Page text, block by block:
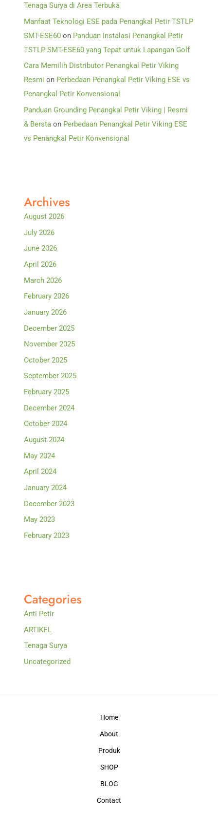
Tenaga Surya di Area Terbuka
Manfaat Teknologi ESE pada Penangkal Petir TSTLP
SMT-ESE60 on Panduan Instalasi Penangkal Petir
TSTLP SMT-ESE60 yang Tepat untuk Lapangan Golf
Cara Memilih Distributor Penangkal Petir Viking
Resmi on Perbedaan Penangkal Petir Viking ESE vs
Penangkal Petir Konvensional
Panduan Grounding Penangkal Petir Viking | Resmi
& Bersta on Perbedaan Penangkal Petir Viking ESE
vs Penangkal Petir Konvensional
Archives
August 2026
July 2026
June 2026
April 2026
March 2026
February 2026
January 2026
December 2025
November 2025
October 2025
September 2025
February 2025
December 2024
October 2024
August 2024
May 2024
April 2024
January 2024
December 2023
May 2023
February 2023
Categories
Anti Petir
ARTIKEL
Tenaga Surya
Uncategorized
Home
About
Produk
SHOP
BLOG
Contact